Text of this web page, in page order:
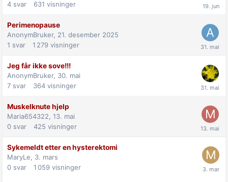
4 svar 631 visninger
Perimenopause
AnonymBruker, 21. desember 2025
1 svar 1 279 visninger
Jeg får ikke sove!!!
AnonymBruker, 30. mai
7 svar 364 visninger
Muskelknute hjelp
Maria654322, 13. mai
0 svar 425 visninger
Sykemeldt etter en hysterektomi
MaryLe, 3. mars
0 svar 1 059 visninger